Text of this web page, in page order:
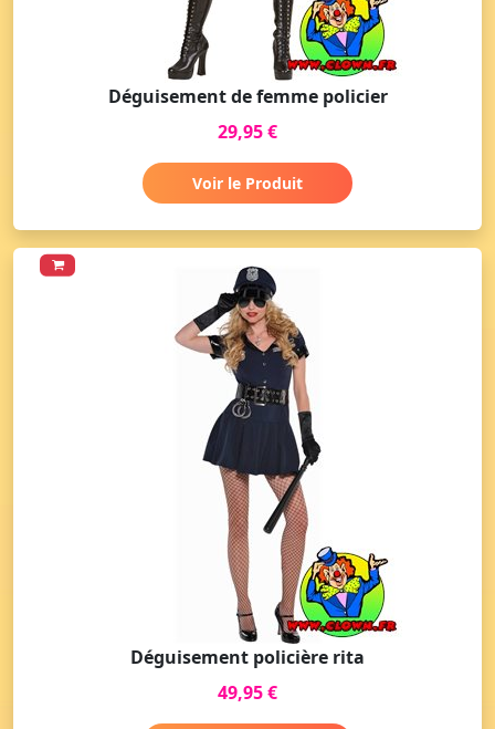
Déguisement de femme policier
29,95 €
Voir le Produit
Déguisement policière rita
49,95 €